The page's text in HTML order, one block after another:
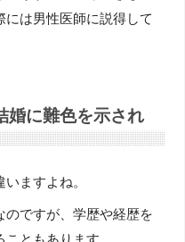
には男性医師に説得して
婚に難色を示され
ますよね。
のですが、学歴や経歴を
ともあります。